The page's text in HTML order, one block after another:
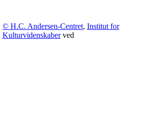
© H.C. Andersen-Centret, Institut for
Kulturvidenskaberved